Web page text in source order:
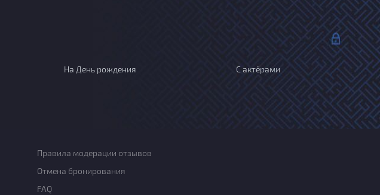
На День рождения
С актёрами
Правила модерации отзывов
Отмена бронирования
FAQ